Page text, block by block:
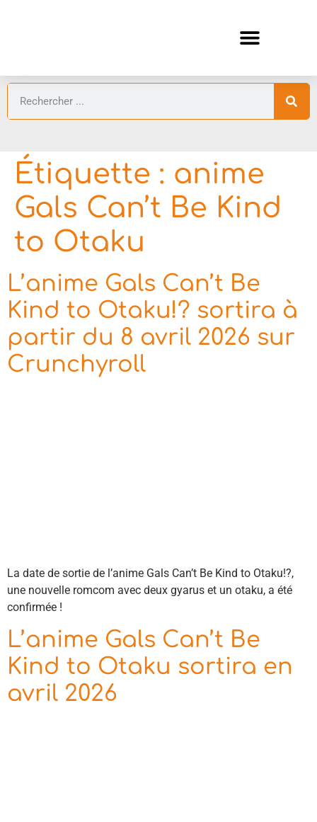
Étiquette : anime
Gals Can’t Be Kind
to Otaku
L’anime Gals Can’t Be
Kind to Otaku!? sortira à
partir du 8 avril 2026 sur
Crunchyroll
La date de sortie de l’anime Gals Can’t Be Kind to Otaku!?,
une nouvelle romcom avec deux gyarus et un otaku, a été
confirmée !
L’anime Gals Can’t Be
Kind to Otaku sortira en
avril 2026